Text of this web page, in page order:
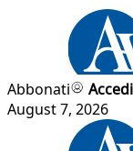
Abbonati
Accedi
August 7, 2026